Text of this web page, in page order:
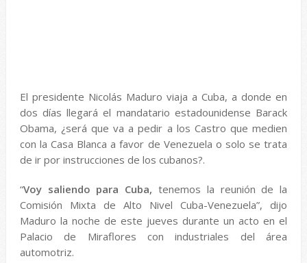
El presidente Nicolás Maduro viaja a Cuba, a donde en
dos días llegará el mandatario estadounidense Barack
Obama, ¿será que va a pedir a los Castro que medien
con la Casa Blanca a favor de Venezuela o solo se trata
de ir por instrucciones de los cubanos?.
“Voy saliendo para Cuba, tenemos la reunión de la
Comisión Mixta de Alto Nivel Cuba-Venezuela”, dijo
Maduro la noche de este jueves durante un acto en el
Palacio de Miraflores con industriales del área
automotriz.